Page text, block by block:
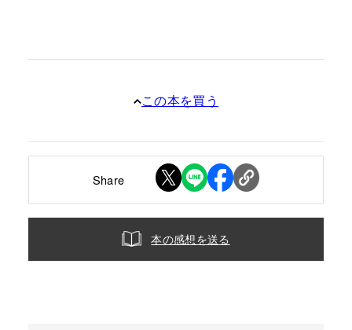
この本を買う
Share
本の感想を送る